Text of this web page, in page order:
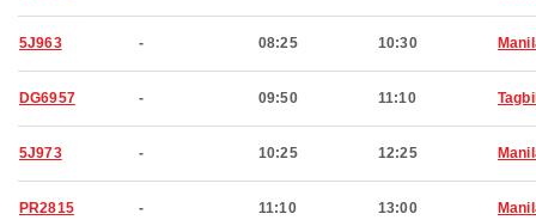
5J963 - 08:25 10:30
DG6957 - 09:50 11:10
5J973 - 10:25 12:25
PR2815 - 11:10 13:00